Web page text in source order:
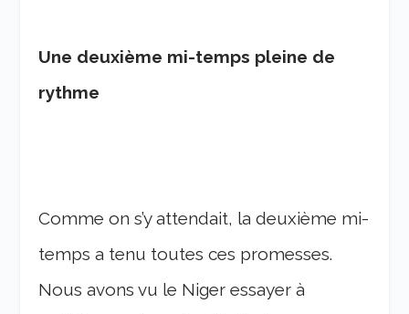
Une deuxième mi-temps pleine de
rythme
Comme on s’y attendait, la deuxième mi-
temps a tenu toutes ces promesses.
Nous avons vu le Niger essayer à